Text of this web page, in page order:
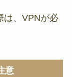
は、VPNが必
意